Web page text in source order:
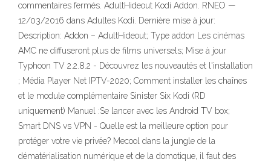
commentaires fermés. AdultHideout Kodi Addon. RNEO —
12/03/2016 dans Adultes Kodi. Dernière mise à jour:
Description: Addon – AdultHideout; Type addon Les cinémas
AMC ne diffuseront plus de films universels; Mise à jour
Typhoon TV 2.2.8.2 - Découvrez les nouveautés et l'installation
; Média Player Net IPTV-2020; Comment installer les chaînes
et le module complémentaire Sinister Six Kodi (RD
uniquement) Manuel :Se lancer avec les Android TV box;
Smart DNS vs VPN - Quelle est la meilleure option pour
protéger votre vie privée? Mecool dans la jungle de la
dématérialisation numérique et de la domotique, il faut des